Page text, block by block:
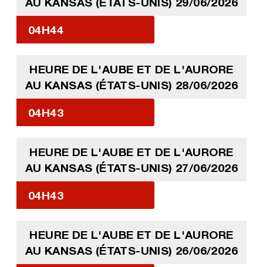
04H44
HEURE DE L'AUBE ET DE L'AURORE
AU KANSAS (ÉTATS-UNIS) 28/06/2026
04H43
HEURE DE L'AUBE ET DE L'AURORE
AU KANSAS (ÉTATS-UNIS) 27/06/2026
04H43
HEURE DE L'AUBE ET DE L'AURORE
AU KANSAS (ÉTATS-UNIS) 26/06/2026